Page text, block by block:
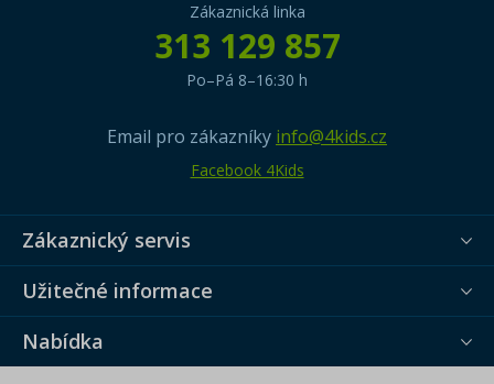
Zákaznická linka
313 129 857
Po–Pá 8–16:30 h
Email pro zákazníky info@4kids.cz
Facebook 4Kids
Zákaznický servis
Užitečné informace
Nabídka